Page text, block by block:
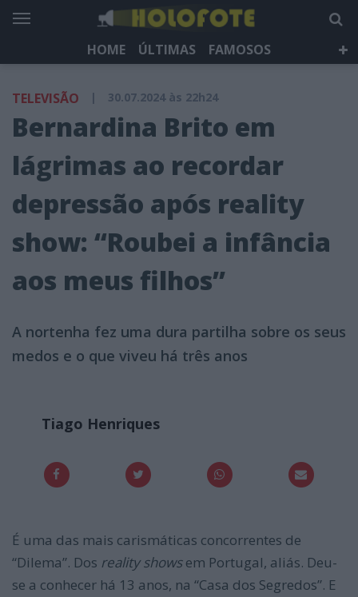
HOME ÚLTIMAS
FAMOSOS
HOLOFOTE TV
NEWSLETTER
TELEVISÃO | 30.07.2024 às 22h24
Bernardina Brito em
lágrimas ao recordar
depressão após reality
show: “Roubei a infância
aos meus filhos”
A nortenha fez uma dura partilha sobre os seus
medos e o que viveu há três anos
Tiago Henriques
É uma das mais carismáticas concorrentes de
“Dilema”. Dos reality showsem Portugal, aliás. Deu-
se a conhecer há 13 anos, na “Casa dos Segredos”. E